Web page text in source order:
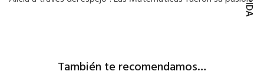
También te recomendamos…